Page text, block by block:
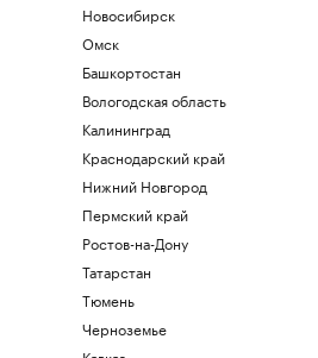
Новосибирск
Омск
Башкортостан
Вологодская область
Калининград
Краснодарский край
Нижний Новгород
Пермский край
Ростов-на-Дону
Татарстан
Тюмень
Черноземье